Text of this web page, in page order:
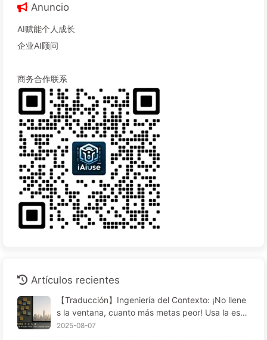
Anuncio
AI赋能个人成长
企业AI顾问
商务合作联系
Artículos recientes
【Traducción】Ingeniería del Contexto: ¡No llene
s la ventana, cuanto más metas peor! Usa la estr
ategia de escribir, seleccionar, comprimir y aislar
2025-08-07